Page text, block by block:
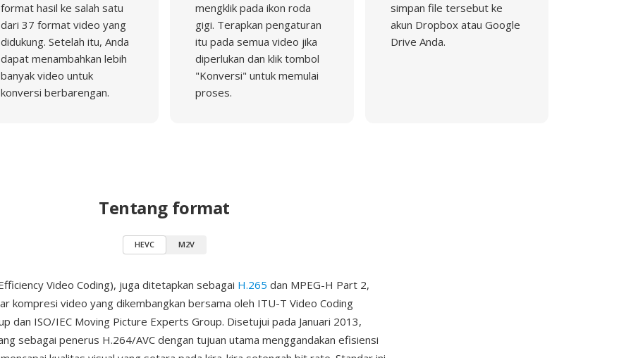
format hasil ke salah satu
dari 37 format video yang
didukung. Setelah itu, Anda
dapat menambahkan lebih
banyak video untuk
konversi berbarengan.
mengklik pada ikon roda
gigi. Terapkan pengaturan
itu pada semua video jika
diperlukan dan klik tombol
"Konversi" untuk memulai
proses.
simpan file tersebut ke
akun Dropbox atau Google
Drive Anda.
Tentang format
HEVC M2V
Video Coding), juga ditetapkan sebagai H.265 dan MPEG-H Part 2,
kompresi video yang dikembangkan bersama oleh ITU-T Video Coding
dan ISO/IEC Moving Picture Experts Group. Disetujui pada Januari 2013,
sebagai penerus H.264/AVC dengan tujuan utama menggandakan efisiensi